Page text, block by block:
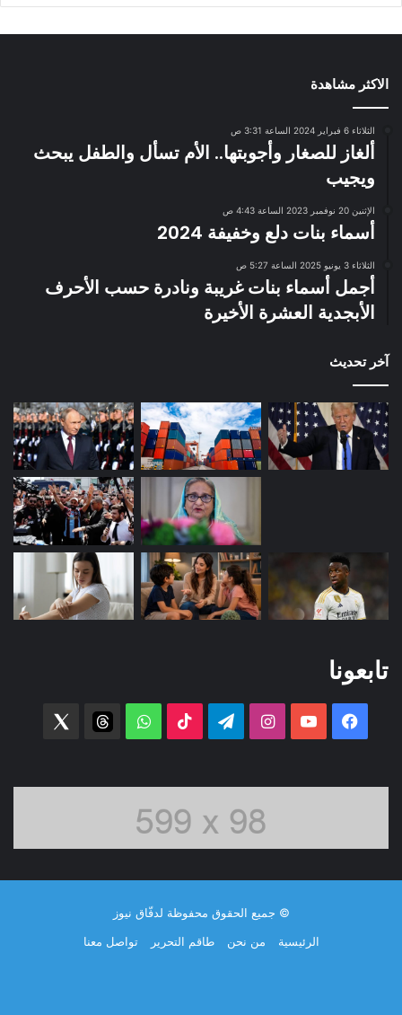
الاكثر مشاهدة
الثلاثاء 6 فبراير 2024 الساعة 3:31 ص
ألغاز للصغار وأجوبتها.. الأم تسأل والطفل يبحث
ويجيب
الإثنين 20 نوفمبر 2023 الساعة 4:43 ص
أسماء بنات دلع وخفيفة 2024
الثلاثاء 3 يونيو 2025 الساعة 5:27 ص
أجمل أسماء بنات غريبة ونادرة حسب الأحرف
الأبجدية العشرة الأخيرة
آخر تحديث
تابعونا
فيسبوك ‫YouTubeانستقرامتيلقرام ‫TikTok واتساب threads
© جميع الحقوق محفوظة لدفّاق نيوز
الرئيسية
من نحن طاقم التحرير تواصل معنا